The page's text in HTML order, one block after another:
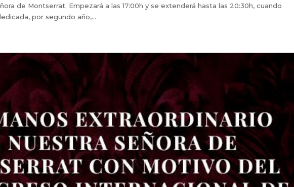
de Montserrat. Empezará a las 17:00h y se extenderá hasta las 20:30h, cuando
por segundo año,...